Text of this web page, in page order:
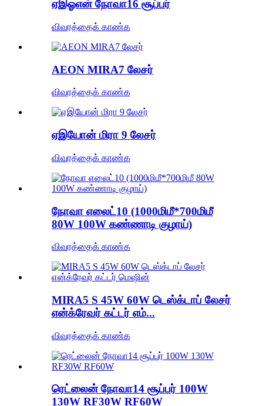
ஏஇஓஎன் நோவா16 சூப்பர்
விவரத்தைக் காண்க
AEON MIRA7 லேசர்
விவரத்தைக் காண்க
ஏஇயோன் மிரா 9 லேசர்
விவரத்தைக் காண்க
நோவா எலைட்10 (1000மிமீ*700மிமீ
80W 100W கண்ணாடி குழாய்)
விவரத்தைக் காண்க
MIRA5 S 45W 60W டெஸ்க்டாப் லேசர்
என்க்ரேவர் கட்டர் எம்...
விவரத்தைக் காண்க
ரெட்லைன் நோவா14 சூப்பர் 100W
130W RF30W RF60W